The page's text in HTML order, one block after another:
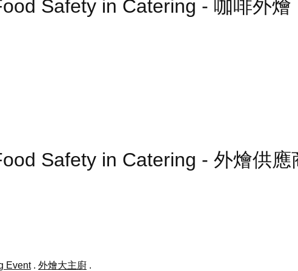
Safety in Catering - 咖啡外燴
Safety in Catering - 外燴供應
Event. 外燴大主廚 .